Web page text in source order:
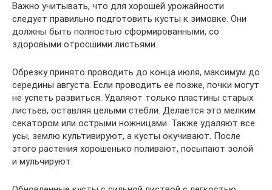
Важно учитывать, что для хорошей урожайности
следует правильно подготовить кусты к зимовке. Они
должны быть полностью сформированными, со
здоровыми отросшими листьями.
Обрезку принято проводить до конца июля, максимум до
середины августа. Если проводить ее позже, почки могут
не успеть развиться. Удаляют только пластины старых
листьев, оставляя целыми стебли. Делается это мелким
секатором или острыми ножницами. Также удаляют все
усы, землю культивируют, а кусты окучивают. После
этого растения хорошенько поливают, посыпают золой
и мульчируют.